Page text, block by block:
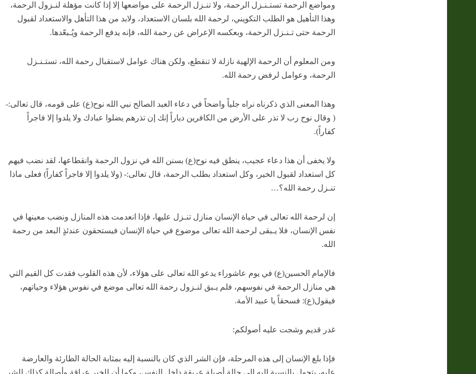
ومواضع الرحمة تستـنـزل الرحمة، ولا تنـزل الرحمة على مواضعها إلا إذا كانت مؤهلة لنـزول الرحمة،
وهذا التأهيل هو الطلب التكويني، لرحمة الله بلسان الاستعداد، ولابد من هذا التأهل والاستعداد لقبول
الرحمة حتى تـنـزل الرحمة، وبعكسه الإعراض عن رحمة الله، فإنه يدفع الرحمة ويُـبعّدها.
ومن المعلوم أن الرحمة الإلهية نازلة لا تنقطع، ولكن هناك عوامل لاستقبال رحمة الله، تستـنـزل
الرحمة، وعوامل لرفض رحمة الله.
وهذا المعنى الذي ذكرناه نراه جلياً واضحاً في دعاء العبد الصالح نبي الله نوح(ع) على قومه، قال تعالى:-
( وقال نوح رب لا تذر على الأرض من الكافرين دياراً إنك إن تذرهم يضلوا عبادك ولا يلدوا إلا فاجراً
كفاراً).
ولا يخفى أن هذا دعاء عجيب، ينطق فيه نوح(ع) بسنن الله في نزول الرحمة وانقطاعها، لقد نضب فيهم
كل استعداد لقبول الخير، وكل استعداد بطلب الرحمة، قال تعالى:- (ولا يلدوا إلا فاجراً كفاراً) فعلى ماذا
تنـزل رحمة الله؟…
إن لرحمة الله تعالى في حياة الإنسان منازل تنـزل عليها، فإذا انعدمت هذه المنازل ونضب معينها في
نفس الإنسان، فلا يـبقى لرحمة الله تعالى موضوع في حياة الإنسان فيستحقون عندئذٍ البعد من رحمة
الله.
فالإمام الحسين(ع) في يوم عاشوراء يدعو الله تعالى على هؤلاء، لأن هذه القلوب فقدت كل القيم التي
هي منازل الرحمة في نفوسهم، فلم يـبق لنـزول رحمة الله تعالى موضع في نفوس هؤلاء وحياتهم،
فيقول(ع): فسحقاً يا عبيد الأمة.
غدر قديم وشجت عليه أصولكم:
فإذا بلغ الإنسان إلى هذه المرحلة، فإن الشر الذي كان بالنسبة إليه بمثابة الحالة الطارئة والعارضة
عليه، يتحول بالنسبة إليه إلى حالة أصيلة عريقة داخل النفس، وكما أن للخير عراقة وأصالة كذلك للشر